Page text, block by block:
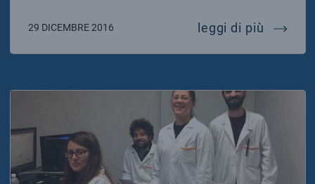
29 DICEMBRE 2016 leggi di più l’infn